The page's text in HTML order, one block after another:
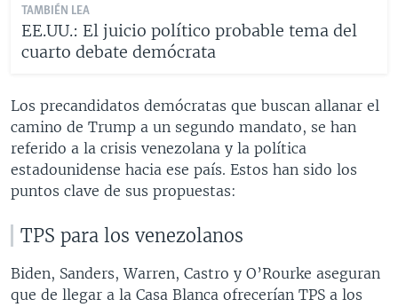
TAMBIÉN LEA
EE.UU.: El juicio político probable tema del
cuarto debate demócrata
Los precandidatos demócratas que buscan allanar el
camino de Trump a un segundo mandato, se han
referido a la crisis venezolana y la política
estadounidense hacia ese país. Estos han sido los
puntos clave de sus propuestas:
TPS para los venezolanos
Biden, Sanders, Warren, Castro y O’Rourke aseguran
que de llegar a la Casa Blanca ofrecerían TPS a los